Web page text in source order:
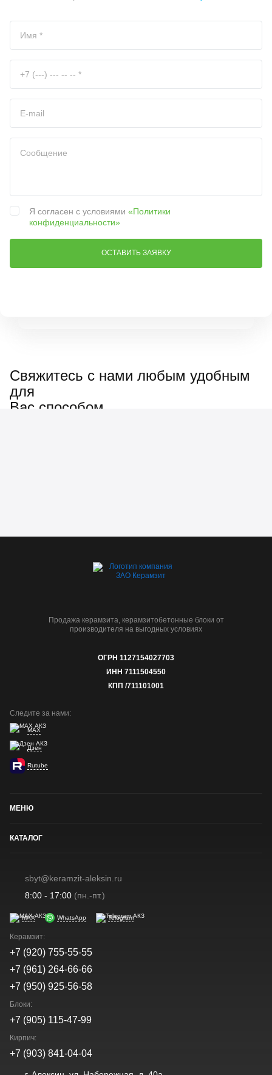
Свяжитесь с нами любым удобным
для
Вас способом
Я согласен с условиями «Политики
конфиденциальности»
Продажа керамзита, керамзитобетонные блоки от
производителя на выгодных условиях
ОГРН 1127154027703
ИНН 7111504550
КПП /711101001
Следите за нами:
MAX
Дзен
Rutube
МЕНЮ
КАТАЛОГ
sbyt@keramzit-aleksin.ru
8:00 - 17:00(пн.-пт.)
MAX WhatsApp Telegram
Керамзит:
+7 (920) 755-55-55
+7 (961) 264-66-66
+7 (950) 925-56-58
Блоки:
+7 (905) 115-47-99
Кирпич:
+7 (903) 841-04-04